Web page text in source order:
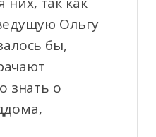
Ольгу
бы,
знать о